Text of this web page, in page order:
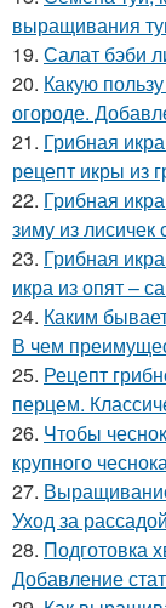
выращивания
19. Салат бэби
20. Какую
огороде.
21. Грибная
рецепт икры из
22. Грибная
зиму из
23. Грибная
икра из опят –
24. Каким
В чем
25. Рецепт
перцем.
26. Чтобы
крупного
27.
Уход за
28. Подготовка
Добавление